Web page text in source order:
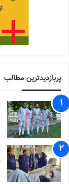
پربازدیدترین مطالب